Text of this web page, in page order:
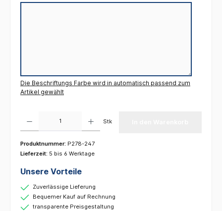
Die Beschriftungs Farbe wird in automatisch passend zum
Artikel gewählt
Stk
Produktnummer: P278-247
Lieferzeit: 5 bis 6 Werktage
Unsere Vorteile
Zuverlässige Lieferung
Bequemer Kauf auf Rechnung
transparente Preisgestaltung